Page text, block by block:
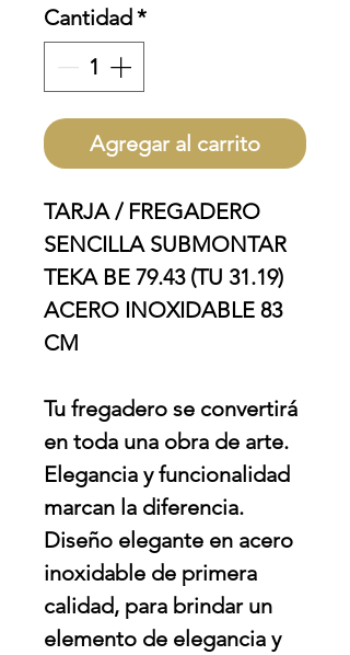
Cantidad*
Agregar al carrito
TARJA / FREGADERO
SENCILLA SUBMONTAR
TEKA BE 79.43 (TU 31.19)
ACERO INOXIDABLE 83
CM
Tu fregadero se convertirá
en toda una obra de arte.
Elegancia y funcionalidad
marcan la diferencia.
Diseño elegante en acero
inoxidable de primera
calidad, para brindar un
elemento de elegancia y